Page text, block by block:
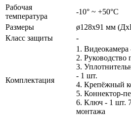
Рабочая
температура
-10° ~ +50°С
Размеры
ø128x91 мм
Класс защиты
-
Комплектация
1. Видеокамера
2. Руководство
3.
- 1 шт.
4. Крепёжный
5. Коннектор-
6. Ключ - 1 шт.
монтажа